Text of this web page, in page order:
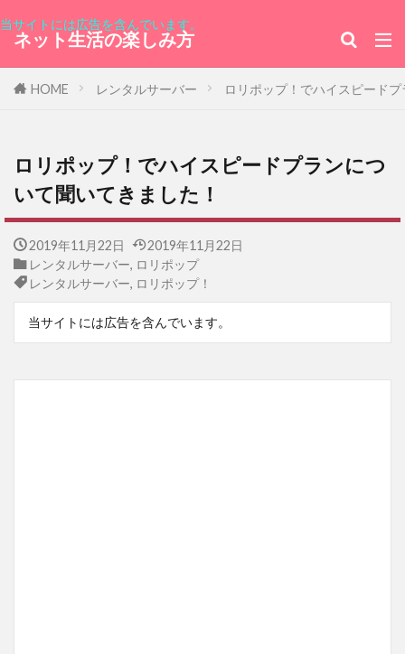
当サイトには広告を含んでいます。
ネット生活の楽しみ方
HOME レンタルサーバー ロリポップ！でハイスピード
ロリポップ！でハイスピードプランにつ
いて聞いてきました！
2019年11月22日
2019年11月22日
レンタルサーバー, ロリポップ
レンタルサーバー, ロリポップ！
当サイトには広告を含んでいます。